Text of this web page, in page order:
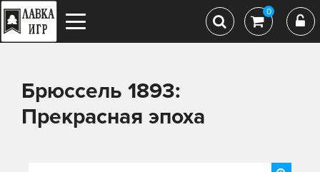
0
Брюссель 1893:
Прекрасная эпоха